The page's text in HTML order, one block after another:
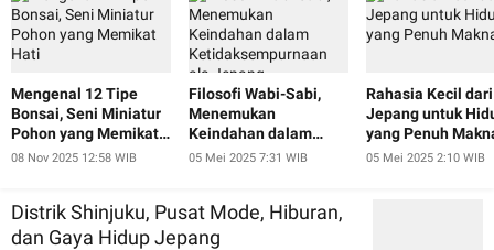
Mengenal 12 Tipe
Bonsai, Seni Miniatur
Pohon yang Memikat
Hati
08 Nov 2025 12:58 WIB
Filosofi Wabi-Sabi,
Menemukan
Keindahan dalam
Ketidaksempurnaan
05 Mei 2025 7:31 WIB
Rahasia Kecil dari
Jepang untuk
yang Penuh
05 Mei 2025 2:10 WIB
Distrik Shinjuku, Pusat Mode, Hiburan,
dan Gaya Hidup Jepang